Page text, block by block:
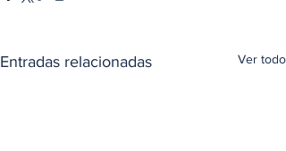
Entradas relacionadas Ver todo